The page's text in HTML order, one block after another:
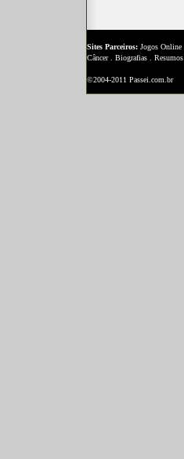
Sites Parceiros: Jogos Online
Câncer. Biografias Resumos
©2004-2011 Passei.com.br